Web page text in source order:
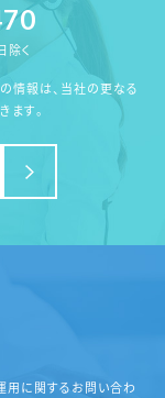
除く
情報は、 当社の更なる
ます。
用に関するお問い合わ